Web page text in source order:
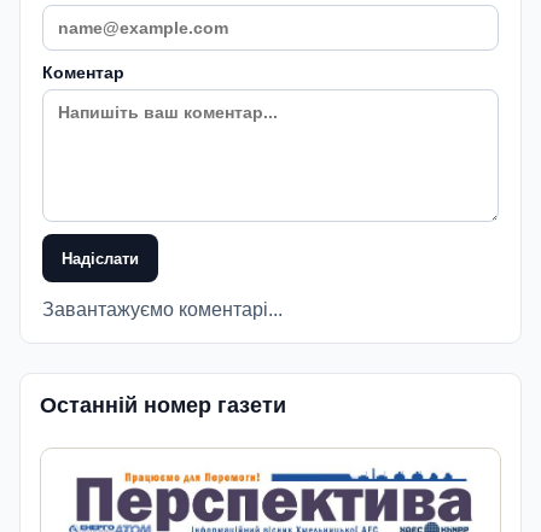
Коментар
Надіслати
Завантажуємо коментарі...
Останній номер газети